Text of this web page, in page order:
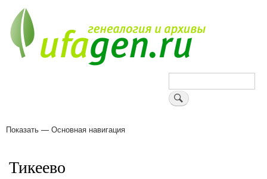
основному
содержанию
Поиск
Основная
Показать — Основная навигация
Тикеево